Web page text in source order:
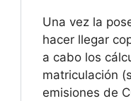
Una vez la
hacer llegar
a cabo los
matriculación
emisiones de